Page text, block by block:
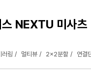
스 NEXTU 미사
러링 멀티뷰 2x2분할 연결